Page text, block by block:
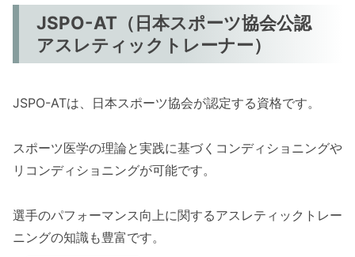
JSPO-AT（日本スポーツ協会公認
アスレティックトレーナー）
JSPO-ATは、日本スポーツ協会が認定する資格です。
スポーツ医学の理論と実践に基づくコンディショニングや
リコンディショニングが可能です。
選手のパフォーマンス向上に関するアスレティックトレー
ニングの知識も豊富です。